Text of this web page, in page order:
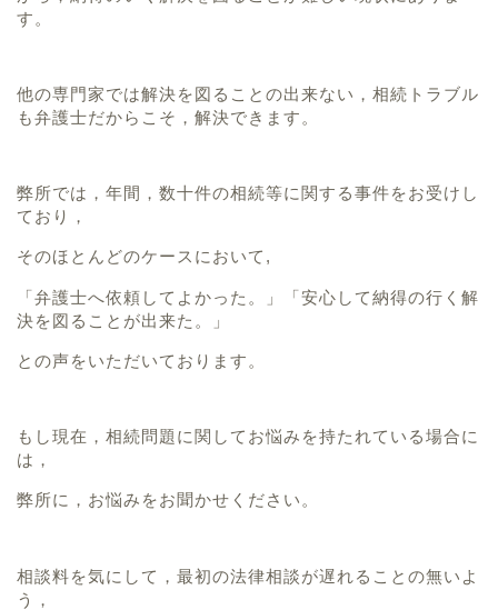
す。
他の専門家では解決を図ることの出来ない，相続トラブル
も弁護士だからこそ，解決できます。
弊所では，年間，数十件の相続等に関する事件をお受けし
ており，
そのほとんどのケースにおいて,
「弁護士へ依頼してよかった。」「安心して納得の行く解
決を図ることが出来た。」
との声をいただいております。
もし現在，相続問題に関してお悩みを持たれている場合に
は，
弊所に，お悩みをお聞かせください。
相談料を気にして，最初の法律相談が遅れることの無いよ
う，